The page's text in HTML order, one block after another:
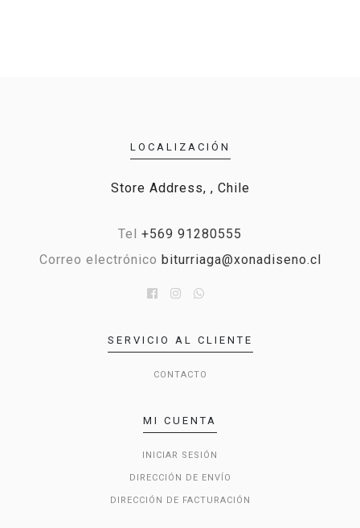
LOCALIZACIÓN
Store Address, , Chile
Tel +569 91280555
Correo electrónico biturriaga@xonadiseno.cl
SERVICIO AL CLIENTE
CONTACTO
MI CUENTA
INICIAR SESIÓN
DIRECCIÓN DE ENVÍO
DIRECCIÓN DE FACTURACIÓN